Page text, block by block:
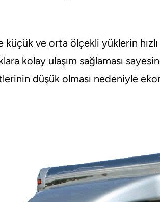
ve orta ölçekli yüklerin hızlı
kolay ulaşım sağlaması
düşük olması nedeniyle